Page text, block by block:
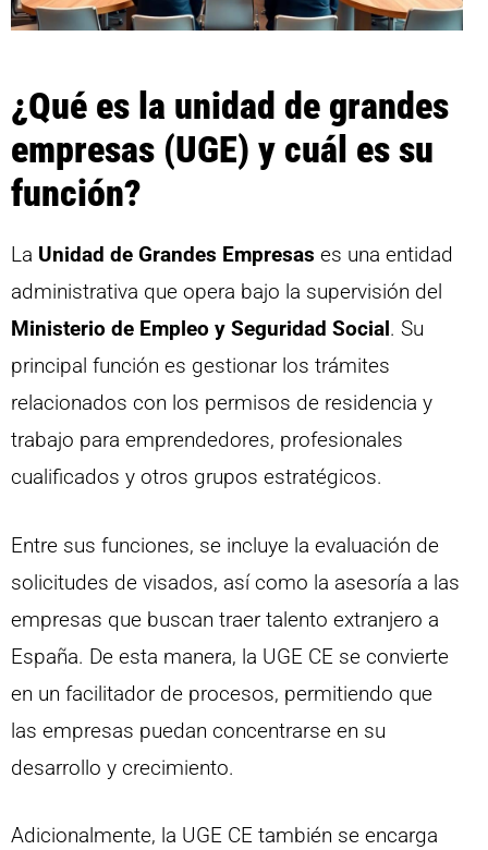
¿Qué es la unidad de grandes
empresas (UGE) y cuál es su
función?
La Unidad de Grandes Empresas es una entidad
administrativa que opera bajo la supervisión del
Ministerio de Empleo y Seguridad Social. Su
principal función es gestionar los trámites
relacionados con los permisos de residencia y
trabajo para emprendedores, profesionales
cualificados y otros grupos estratégicos.
Entre sus funciones, se incluye la evaluación de
solicitudes de visados, así como la asesoría a las
empresas que buscan traer talento extranjero a
España. De esta manera, la UGE CE se convierte
en un facilitador de procesos, permitiendo que
las empresas puedan concentrarse en su
desarrollo y crecimiento.
Adicionalmente, la UGE CE también se encarga